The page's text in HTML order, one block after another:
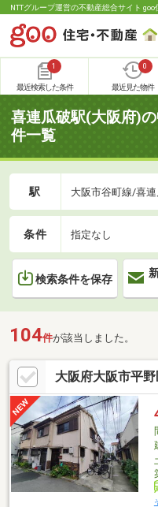
NTTグループ運営の不動産総合サイト
1
最近検索した条件
0
最近見た物件
喜連瓜破駅(大阪府)
件一覧
駅 大阪市谷町線/喜連
条件 指定なし
検索条件を保存
104件が該当しました。
大阪府大阪市平